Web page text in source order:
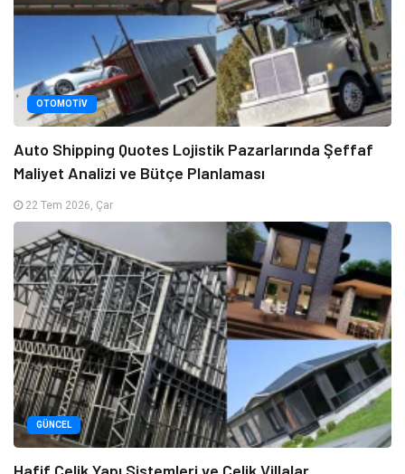
OTOMOTIV
Auto Shipping Quotes Lojistik Pazarlarında Şeffaf
Maliyet Analizi ve Bütçe Planlaması
22 Tem 2026, Çar
GÜNCEL